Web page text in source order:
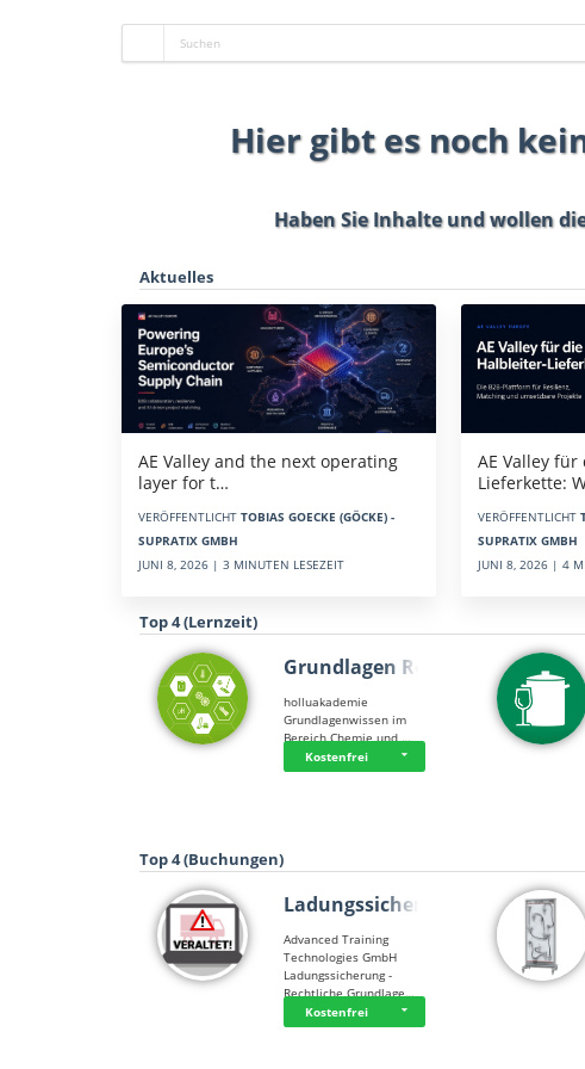
Hier gibt es noch
Haben Sie Inhalte und wollen
Aktuelles
AE Valley and the next operating
layer for t…
VERÖFFENTLICHT TOBIAS GOECKE (GÖCKE) -
SUPRATIX GMBH
JUNI 8, 2026 | 3 MINUTEN LESEZEIT
AE Valley
Lieferkette:
VERÖFFENTLICHT
SUPRATIX GMBH
JUNI 8, 2026 | 4
Top 4 (Lernzeit)
Grundlagen Rein…
holluakademie
Grundlagenwissen im
Bereich Chemie und …
Kostenfrei
Top 4 (Buchungen)
Ladungssicherung
Advanced Training
Technologies GmbH
Ladungssicherung -
Rechtliche Grundlage…
Kostenfrei